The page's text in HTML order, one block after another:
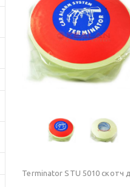
Terminator STU 5010 скотч